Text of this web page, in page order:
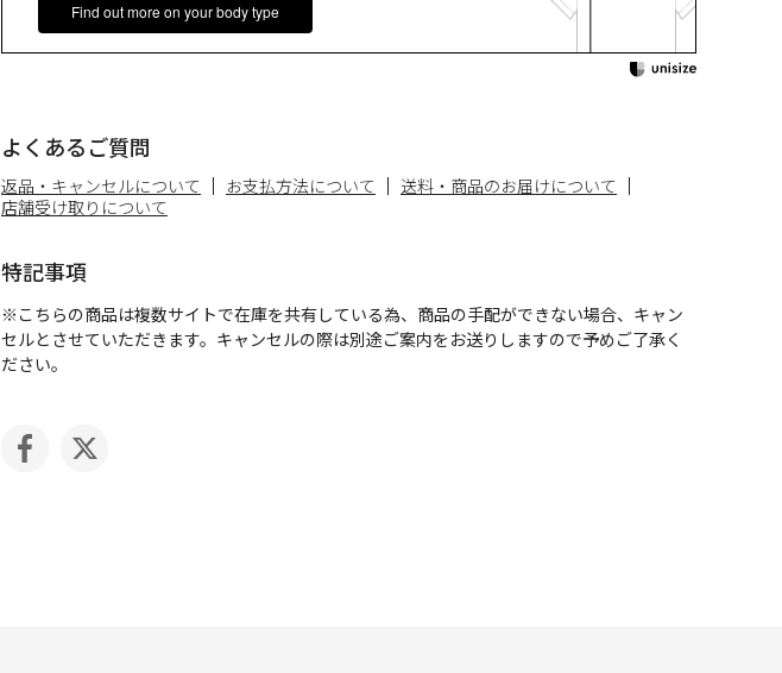
よくあるご質問
返品・キャンセルについて お支払方法について
送料・商品のお届けについて
店舗受け取りについて
特記事項
※こちらの商品は複数サイトで在庫を共有している為、商品の手配ができない場合、キャン
セルとさせていただきます。キャンセルの際は別途ご案内をお送りしますので予めご了承く
ださい。
Find out more on your body type